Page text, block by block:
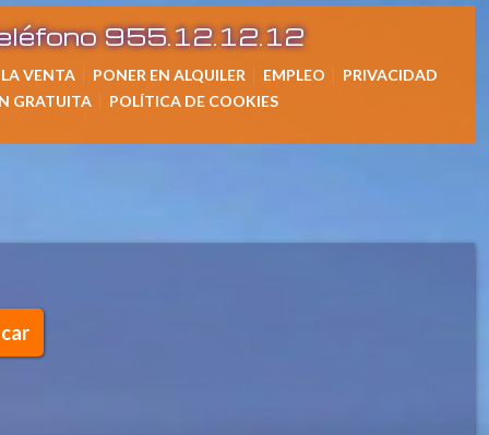
955.12.12.12
VENTA PONER EN ALQUILER EMPLEO
PRIVACIDAD
GRATUITA
POLÍTICA DE COOKIES